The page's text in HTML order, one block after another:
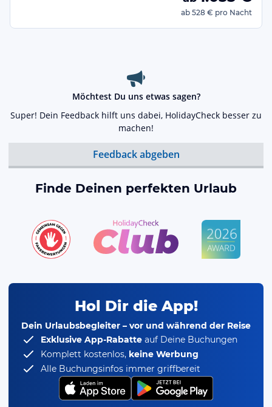
ab 528 € pro Nacht
Möchtest Du uns etwas sagen?
Super! Dein Feedback hilft uns dabei, HolidayCheck besser zu
machen!
Feedback abgeben
Finde Deinen perfekten Urlaub
Hol Dir die App!
Dein Urlaubsbegleiter – vor und während der Reise
Exklusive App-Rabatte auf Deine Buchungen
Komplett kostenlos, keine Werbung
Alle Buchungsinfos immer griffbereit